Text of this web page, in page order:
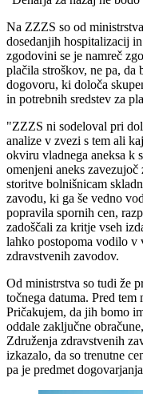
Na ZZZS so od
dosedanjih hospitalizacij
zgodovini se je namreč
plačila stroškov, ne pa,
dogovoru, ki določa
in potrebnih sredstev za
"ZZZS ni sodeloval pri
analize v zvezi s tem ali
okviru vladnega aneksa k
omenjeni aneks
storitve bolnišnicam
zavodu, ki ga še vedno
popravila spornih cen,
zadoščali za kritje vseh
lahko postopoma vodilo v
zdravstvenih zavodov.
Od ministrstva so tudi že
točnega datuma. Pred
Pričakujem, da jih bomo
oddale zaključne
Združenja zdravstvenih
izkazalo, da so trenutne
pa je predmet